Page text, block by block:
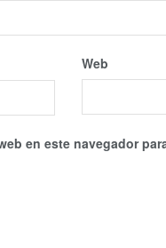
Web
en este navegador